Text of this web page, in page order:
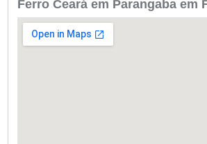
Ferro Ceará em Parangaba em